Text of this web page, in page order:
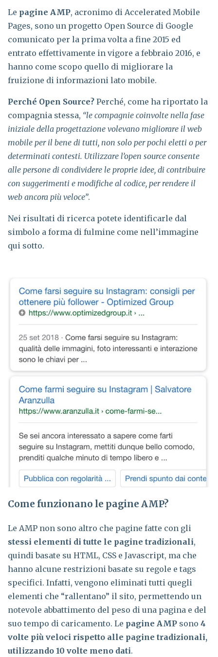
Le pagine AMP, acronimo di Accelerated Mobile
Pages, sono un progetto Open Source di Google
comunicato per la prima volta a fine 2015 ed
entrato effettivamente in vigore a febbraio 2016, e
hanno come scopo quello di migliorare la
fruizione di informazioni lato mobile.
Perché Open Source? Perché, come ha riportato la
compagnia stessa, “le compagnie coinvolte nella fase
iniziale della progettazione volevano migliorare il web
mobile per il bene di tutti, non solo per pochi eletti o per
determinati contesti. Utilizzare l’open source consente
alle persone di condividere le proprie idee, di contribuire
con suggerimenti e modifiche al codice, per rendere il
web ancora più veloce”.
Nei risultati di ricerca potete identificarle dal
simbolo a forma di fulmine come nell’immagine
qui sotto.
Come funzionano le pagine AMP?
Le AMP non sono altro che pagine fatte con gli
stessi elementi di tutte le pagine tradizionali,
quindi basate su HTML, CSS e Javascript, ma che
hanno alcune restrizioni basate su regole e tags
specifici. Infatti, vengono eliminati tutti quegli
elementi che “rallentano” il sito, permettendo un
notevole abbattimento del peso di una pagina e del
suo tempo di caricamento. Le pagine AMP sono 4
volte più veloci rispetto alle pagine tradizionali,
utilizzando 10 volte meno dati.